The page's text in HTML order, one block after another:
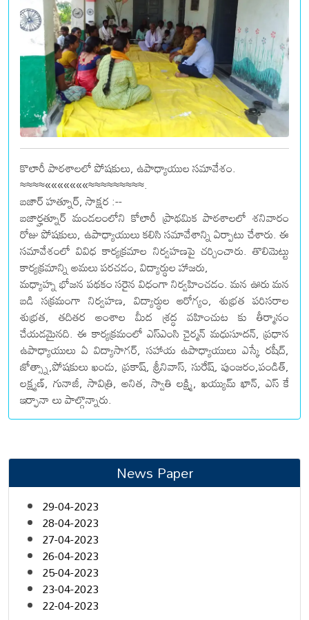
కొలారీ పాఠశాలలో పోషకులు, ఉపాధ్యాయుల సమావేశం.
≈≈≈≈«««««««≈≈≈≈≈≈≈≈≈.
బజార్ హత్నూర్, సాక్షర :--
బజార్హత్నూర్ మండలంలోని కోలారీ ప్రాథమిక పాఠశాలలో శనివారం
రోజు పోషకులు, ఉపాధ్యాయులు కలిసి సమావేశాన్ని ఏర్పాటు చేశారు. ఈ
సమావేశంలో వివిధ కార్యక్రమాల నిర్వహణపై చర్చించారు. తొలిమెట్టు
కార్యక్రమాన్ని అమలు పరచడం, విద్యార్థుల హాజరు,
మధ్యాహ్న భోజన పథకం సరైన విధంగా నిర్వహించడం. మన ఊరు మన
బడి సక్రమంగా నిర్వహణ, విద్యార్థుల ఆరోగ్యం, శుభ్రత పరిసరాల
శుభ్రత, తదితర అంశాల మీద శ్రద్ధ వహించుట కు తీర్మానం
చేయడమైనది. ఈ కార్యక్రమంలో ఎస్ఎంసి చైర్మన్ మధుసూదన్, ప్రధాన
ఉపాధ్యాయులు ఏ విద్యాసాగర్, సహాయ ఉపాధ్యాయులు ఎస్కే రషీద్,
జోత్స్నా,పోషకులు ఖండు, ప్రకాష్, శ్రీనివాస్, సురేష్, పుంజరం,పండిత్,
లక్ష్మణ్, గునాజీ, సావిత్రి, అనిత, స్వాతి లక్ష్మి, ఖయ్యుమ్ ఖాన్, ఎస్ కే
ఇర్ఫానా లు పాల్గొన్నారు.
News Paper
29-04-2023
28-04-2023
27-04-2023
26-04-2023
25-04-2023
23-04-2023
22-04-2023